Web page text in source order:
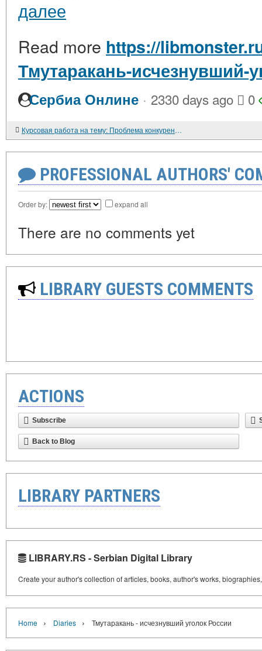
далее
Read more https://
Тмутаракань-исчезнувший-
Сербиа Онлине · 2330 days ago 0
Курсовая работа на тему: Проблема конкуренции вещных и обязательственных способов защиты права собственности
PROFESSIONAL AUTHORS'
Order by: expand all
There are no comments yet
LIBRARY GUESTS COMMENTS
ACTIONS
Subscribe
Back to Blog
LIBRARY PARTNERS
LIBRARY.RS - Serbian Digital Library
Create your author's collection of articles, books, author's works,
Home › Diaries › Тмутаракань - исчезнувший уголок России